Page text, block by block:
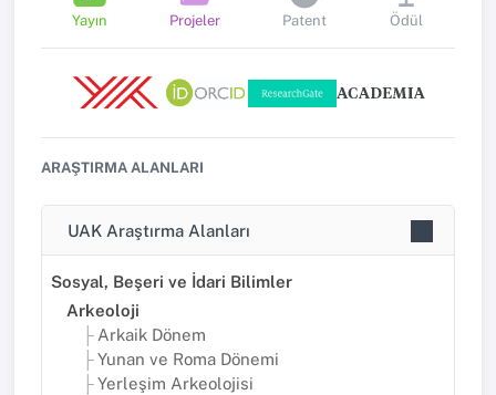
Yayın Projeler Patent Ödül
ARAŞTIRMA ALANLARI
UAK Araştırma Alanları
Sosyal, Beşeri ve İdari Bilimler
Arkeoloji
Arkaik Dönem
Yunan ve Roma Dönemi
Yerleşim Arkeolojisi